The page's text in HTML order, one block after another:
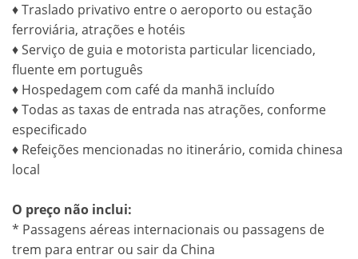
♦ Traslado privativo entre o aeroporto ou estação
ferroviária, atrações e hotéis
♦ Serviço de guia e motorista particular licenciado,
fluente em português
♦ Hospedagem com café da manhã incluído
♦ Todas as taxas de entrada nas atrações, conforme
especificado
♦ Refeições mencionadas no itinerário, comida chinesa
local
O preço não inclui:
* Passagens aéreas internacionais ou passagens de
trem para entrar ou sair da China